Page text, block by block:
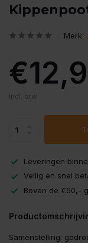
Merk:
Incl. btw
Leveringen
Veilig en snel
Boven de €50,-
Samenstelling: